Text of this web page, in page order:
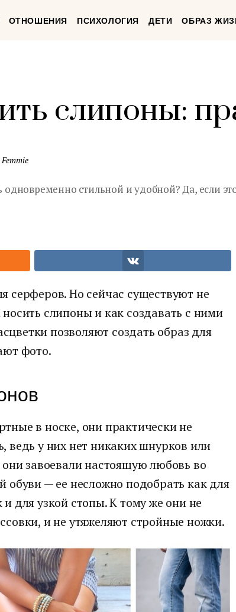
ОТНОШЕНИЯ ПСИХОЛОГИЯ ДЕТИ ОБРАЗ
слипоны:
одновременно стильной и удобной? Да, если
серферов. Но сейчас существуют не
слипоны и как создавать с ними
позволяют создать образ для
фото.
в носке, они практически не
ведь у них нет никаких шнурков или
завоевали настоящую любовь во
— ее несложно подобрать как для
для узкой стопы. К тому же они не
и не утяжеляют стройные ножки.